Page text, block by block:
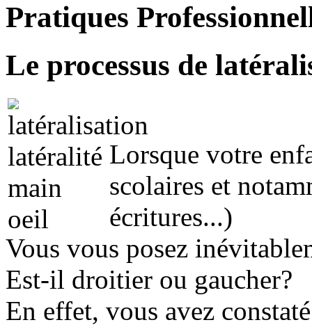
Pratiques
Le processus de
Lorsque votre
scolaires et
écritures...)
Vous vous posez
Est-il droitier ou gaucher?
En effet, vous avez